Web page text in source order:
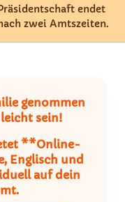
endet
zwei Amtszeiten.
genommen
sein!
**Online-
Englisch und
auf dein